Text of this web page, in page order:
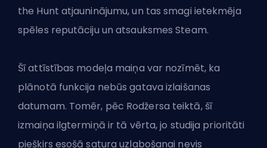
the Hunt atjauninājumu, un tas smagi ietekmēja
spēles reputāciju un atsauksmes Steam.
Šī attīstības modeļa maiņa var nozīmēt, ka
plānotā funkcija nebūs gatava izlaišanas
datumam. Tomēr, pēc Rodžersa teiktā, šī
izmaiņa ilgtermiņā ir tā vērta, jo studija prioritāti
piešķirs esošā satura uzlabošanai nevis